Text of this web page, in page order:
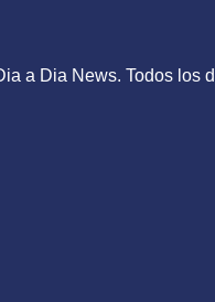
a Dia News. Todos los